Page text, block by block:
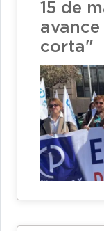
15 de
corta"